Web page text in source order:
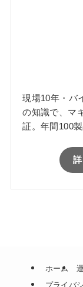
現場10年・バ
の知識で、マ
証。年間100
ホーム
プライバ